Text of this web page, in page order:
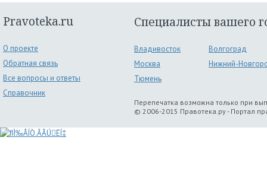
Pravoteka.ru
О проекте
Обратная связь
Все вопросы и ответы
Справочник
Специалисты вашего
Владивосток
Волгоград
Москва
Нижний-
Тюмень
Перепечатка возможна только при
© 2006-2015 Правотека.ру - Портал